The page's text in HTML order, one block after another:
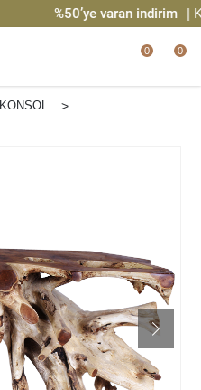
%50’ye varan indirim |
0 0
KONSOL >